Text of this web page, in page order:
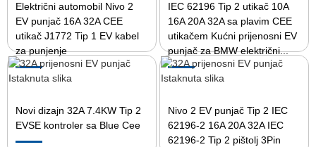
Električni automobil Nivo 2
EV punjač 16A 32A CEE
utikač J1772 Tip 1 EV kabel
za punjenje
IEC 62196 Tip 2 utikač 10A
16A 20A 32A sa plavim CEE
utikačem Kućni prijenosni EV
punjač za BMW električni...
Novi dizajn 32A 7.4KW Tip 2
EVSE kontroler sa Blue Cee
Nivo 2 EV punjač Tip 2 IEC
62196-2 16A 20A 32A IEC
62196-2 Tip 2 pištolj 3Pin